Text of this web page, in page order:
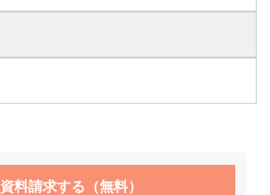
資料請求する（無料）